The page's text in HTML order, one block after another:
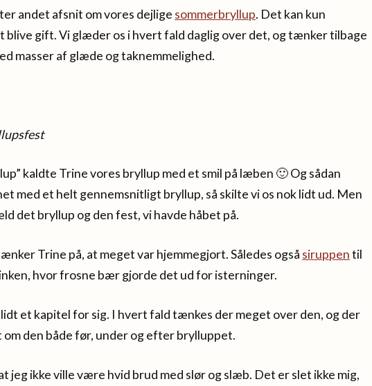
andet afsnit om vores dejlige sommerbryllup. Det kan kun
blive gift. Vi glæder os i hvert fald daglig over det, og tænker tilbage
masser af glæde og taknemmelighed.
kaldte Trine vores bryllup med et smil på læben 🙂 Og sådan
med et helt gennemsnitligt bryllup, så skilte vi os nok lidt ud. Men
det bryllup og den fest, vi havde håbet på.
Trine på, at meget var hjemmegjort. Således også siruppentil
hvor frosne bær gjorde det ud for isterninger.
et kapitel for sig. I hvert fald tænkes der meget over den, og der
om den både før, under og efter brylluppet.
jeg ikke ville være hvid brud med slør og slæb. Det er slet ikke mig,